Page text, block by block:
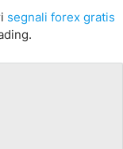
segnali forex gratis